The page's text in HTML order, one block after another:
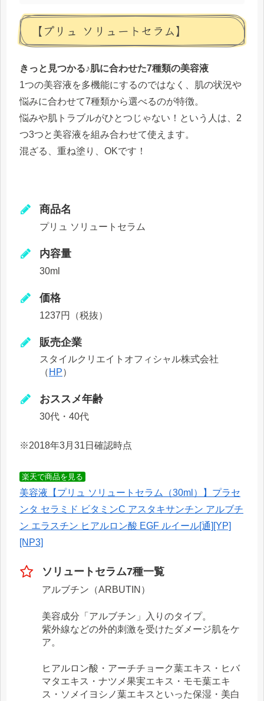
【プリュ ソリュートセラム】
きっと見つかる♪肌に合わせた7種類の美容液
1つの美容液を多機能にするのではなく、肌の状況や
悩みに合わせて7種類から選べるのが特徴。
悩みや肌トラブルがひとつじゃない！という人は、2
つ3つと美容液を組み合わせて使えます。
混ざる、重ね塗り、OKです！
商品名
プリュ ソリュートセラム
内容量
30ml
価格
1237円（税抜）
販売企業
スタイルクリエイトオフィシャル株式会社
（ HP）
おススメ年齢
30代・40代
※2018年3月31日確認時点
楽天で商品を見る
美容液【プリュ ソリュートセラム（30ml）】プラセ
ンタ セラミド ビタミンC アスタキサンチン アルブチ
ン エラスチン ヒアルロン酸 EGF ルイール[通][YP]
[NP3]
ソリュートセラム7種一覧
アルブチン（ARBUTIN）
美容成分「アルブチン」入りのタイプ。
紫外線などの外的刺激を受けたダメージ肌をケ
ア。
ヒアルロン酸・アーチチョーク葉エキス・ヒバ
マタエキス・ナツメ果実エキス・モモ葉エキ
ス・ソメイヨシノ葉エキスといった保湿・美白